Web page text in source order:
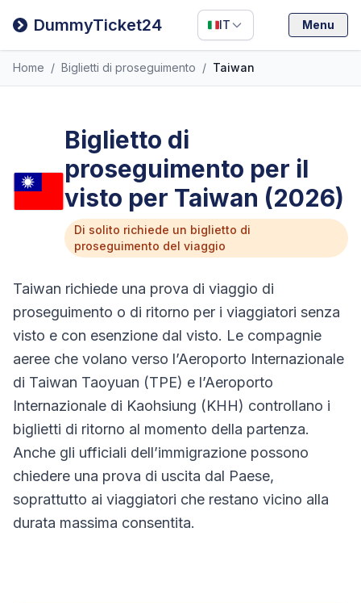
DummyTicket24 IT
Filipino
Deutsch
Español
Menu
Home / Biglietti di proseguimento / Taiwan
Biglietto di
proseguimento per il
visto per Taiwan (2026)
Di solito richiede un biglietto di
proseguimento del viaggio
Taiwan richiede una prova di viaggio di
proseguimento o di ritorno per i viaggiatori senza
visto e con esenzione dal visto. Le compagnie
aeree che volano verso l’Aeroporto Internazionale
di Taiwan Taoyuan (TPE) e l’Aeroporto
Internazionale di Kaohsiung (KHH) controllano i
biglietti di ritorno al momento della partenza.
Anche gli ufficiali dell’immigrazione possono
chiedere una prova di uscita dal Paese,
soprattutto ai viaggiatori che restano vicino alla
durata massima consentita.